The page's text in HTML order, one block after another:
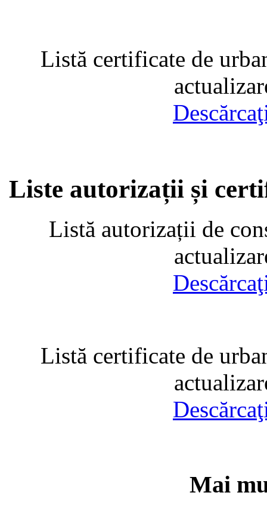
Listă certificate de
Liste autorizații și
Listă autorizații de
Listă certificate de
Mai